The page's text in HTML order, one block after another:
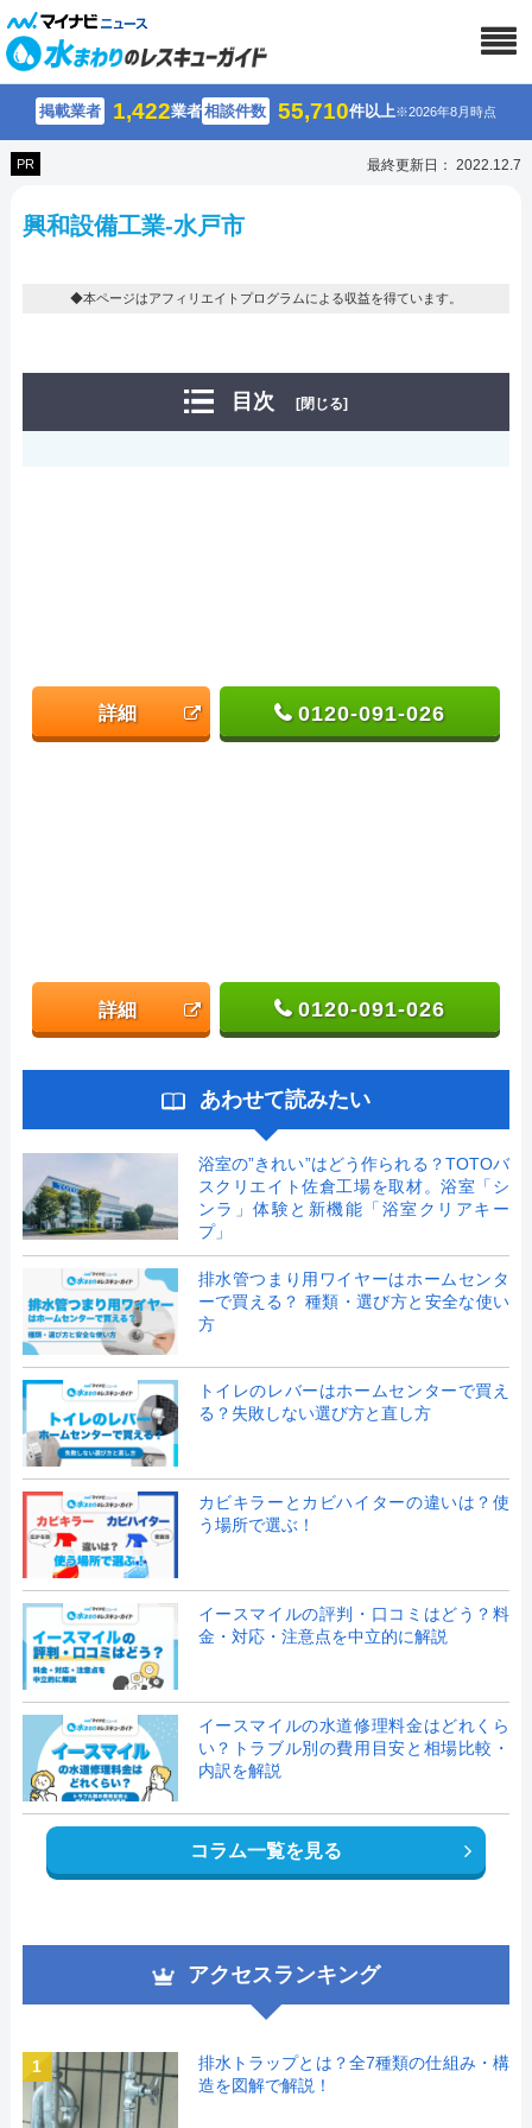
掲載業者 1,422業者相談件数 55,710件以上※2026年8月時点
PR 最終更新日： 2022.12.7
興和設備工業-水戸市
◆本ページはアフィリエイトプログラムによる収益を得ています。
目次 [閉じる]
詳細 0120-091-026
詳細 0120-091-026
あわせて読みたい
浴室の”きれい”はどう作られる？TOTOバ
スクリエイト佐倉工場を取材。浴室「シ
ンラ」体験と新機能「浴室クリアキー
プ」
排水管つまり用ワイヤーはホームセンタ
ーで買える？ 種類・選び方と安全な使い
方
トイレのレバーはホームセンターで買え
る？失敗しない選び方と直し方
カビキラーとカビハイターの違いは？使
う場所で選ぶ！
イースマイルの評判・口コミはどう？料
金・対応・注意点を中立的に解説
イースマイルの水道修理料金はどれくら
い？トラブル別の費用目安と相場比較・
内訳を解説
コラム一覧を見る
アクセスランキング
1
排水トラップとは？全7種類の仕組み・構
造を図解で解説！